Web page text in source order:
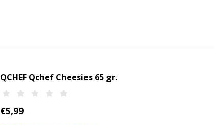
QCHEF Qchef Cheesies 65 gr.
€5,99